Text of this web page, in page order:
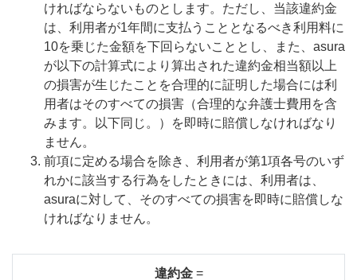
ければならないものとします。ただし、当該違約金
は、利用者が1年間に支払うこととなるべき利用料に
10を乗じた金額を下回らないこととし、また、asura
が以下の計算式により算出された違約金相当額以上
の損害が生じたことを合理的に証明した場合には利
用者はそのすべての損害（合理的な弁護士費用を含
みます。以下同じ。）を即時に賠償しなければなり
ません。
前項に定める場合を除き、利用者が第1項各号のいず
れかに該当する行為をしたときには、利用者は、
asuraに対して、そのすべての損害を即時に賠償しな
ければなりません。
違約金=